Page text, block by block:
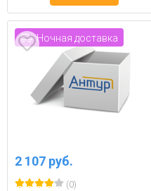
Ночная доставка
2 107 руб.
(0)